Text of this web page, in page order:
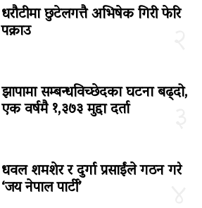
धरौटीमा छुटेलगत्तै अभिषेक गिरी फेरि
पक्राउ
झापामा सम्बन्धविच्छेदका घटना बढ्दो,
एक वर्षमै १,३७३ मुद्दा दर्ता
धवल शमशेर र दुर्गा प्रसाईंले गठन गरे
‘जय नेपाल पार्टी’